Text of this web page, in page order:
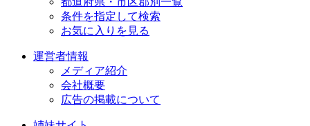
条件を指定して検索
お気に入りを見る
運営者情報
メディア紹介
会社概要
広告の掲載について